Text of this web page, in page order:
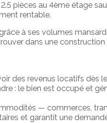
pièces au 4ème étage
rentable.
à ses volumes
dans une construction
des revenus locatifs dès le
: le bien est occupé et
— commerces,
et garantit une